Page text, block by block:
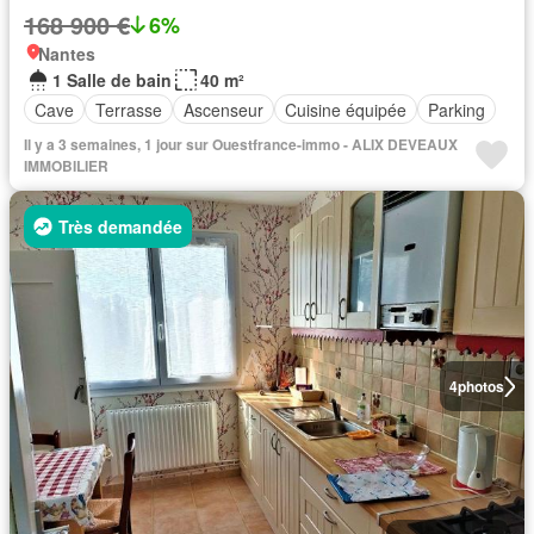
168 900 € 6%
Nantes
1 Salle de bain
40 m²
Cave
Terrasse Ascenseur Cuisine équipée Parking
Il y a 3 semaines, 1 jour sur Ouestfrance-immo - ALIX DEVEAUX
IMMOBILIER
4photos
Très demandée